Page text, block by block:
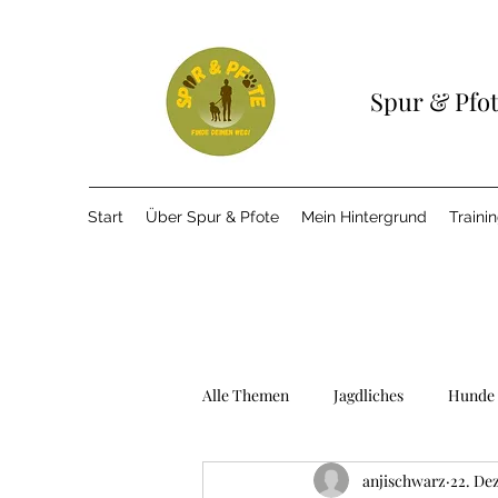
Spur &
Start Über Spur & Pfote Mein Hintergrund
Alle Themen Jagdliches
Signale Lernen
anjischwarz 22.